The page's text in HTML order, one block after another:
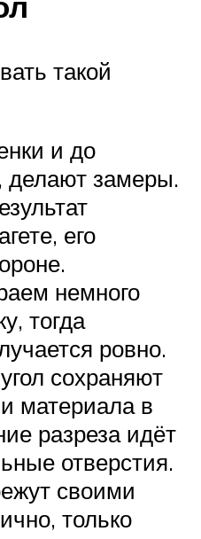
такой
и до
делают замеры.
его
немного
тогда
ровно.
сохраняют
материала в
разреза идёт
отверстия.
своими
только